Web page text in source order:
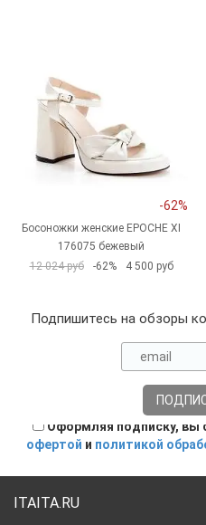
-62%
Босоножки женские EPOCHE XI
176075 бежевый
12 024 руб
-62% 4 500 руб
Подпишитесь на обзоры
Оформляя подписку, вы
офертой и политикой
ITAITA.RU